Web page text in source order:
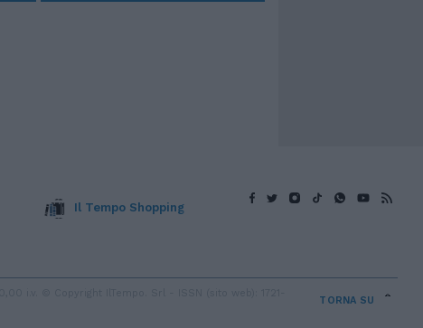
Il Tempo Shopping
TORNA SU